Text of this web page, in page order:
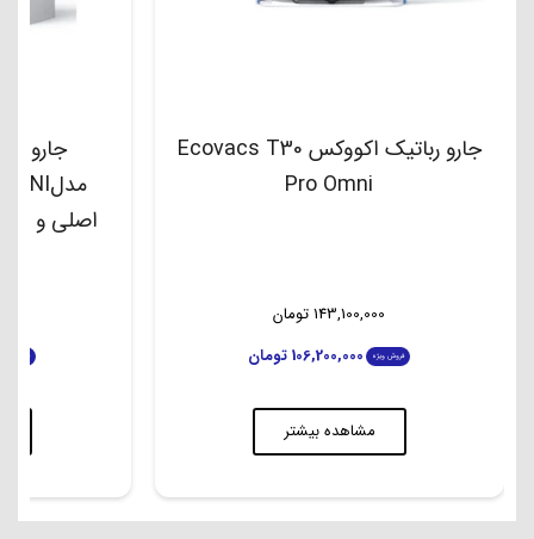
جارو رباتیک اکووکس Ecovacs T30
Pro Omni
143,100,000 تومان
فروش ویژه 106,200,000 تومان
مشاهده بیشتر
جارو
اصلی و